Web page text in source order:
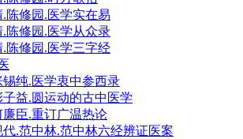
.陈修园.医学实在易
.陈修园.医学从众录
.陈修园.医学三字经
锡纯.医学衷中参西录
子益.圆运动的古中医学
廉臣.重订广温热论
代.范中林.范中林六经辨证医案